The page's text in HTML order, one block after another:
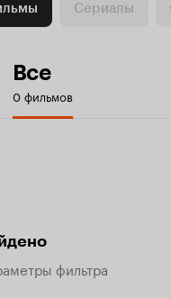
Сериалы
Все
0 фильмов
фильтра